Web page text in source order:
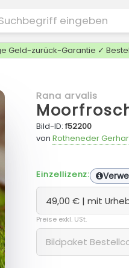
Geld-zurück-Garantie ✓
Rana arvalis
Bild-ID:f52200
von Rotheneder
Einzellizenz:
Preise exkl. USt.